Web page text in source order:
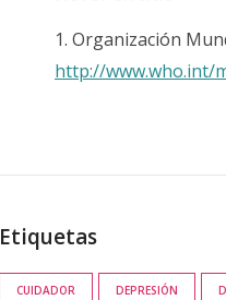
1. Organización
http://www.who.int/
Etiquetas
CUIDADOR DEPRESIÓN